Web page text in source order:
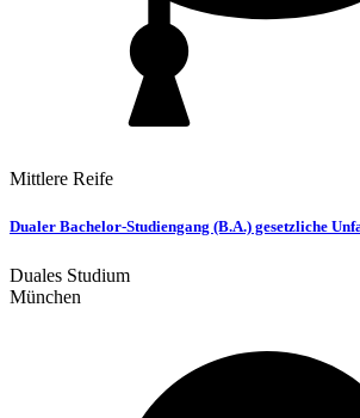
Mittlere Reife
Dualer Bachelor-Studiengang (B.A.) gesetzliche
Duales Studium
München